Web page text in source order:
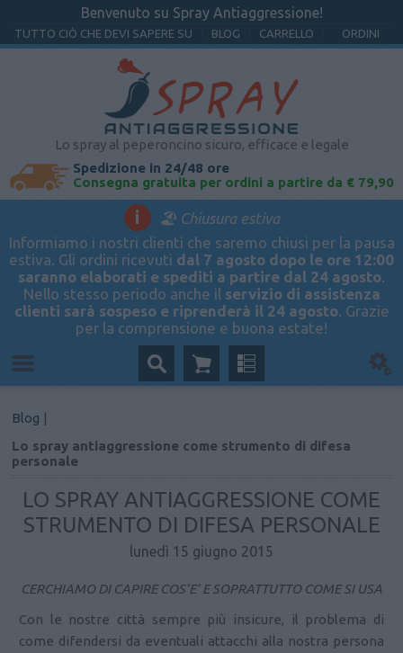
Benvenuto su Spray Antiaggressione!
TUTTO CIÒ CHE DEVI SAPERE SU BLOG CARRELLO ORDINI
Lo spray al peperoncino sicuro, efficace e legale
Spedizione in 24/48 ore
Consegna gratuita per ordini a partire da € 79,90
i
🏖️ Chiusura estiva
Informiamo i nostri clienti che saremo chiusi per la pausa
estiva. Gli ordini ricevuti dal 7 agosto dopo le ore 12:00
saranno elaborati e spediti a partire dal 24 agosto.
Nello stesso periodo anche il servizio di assistenza
clienti sarà sospeso e riprenderà il 24 agosto. Grazie
per la comprensione e buona estate!
Blog
Lo spray antiaggressione come strumento di difesa
personale
LO SPRAY ANTIAGGRESSIONE COME
STRUMENTO DI DIFESA PERSONALE
lunedì 15 giugno 2015
CERCHIAMO DI CAPIRE COS’E’ E SOPRATTUTTO COME SI USA
Con le nostre città sempre più insicure, il problema di
come difendersi da eventuali attacchi alla nostra persona